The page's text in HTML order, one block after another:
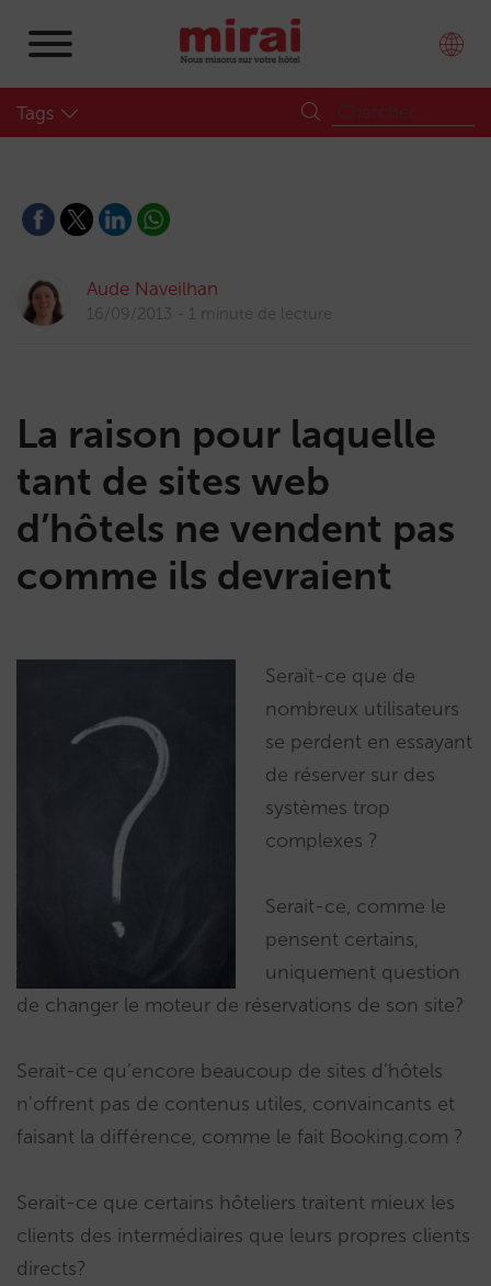
Tags
Aude Naveilhan
16/09/2013 1 minute de lecture
La raison pour laquelle
tant de sites web
d’hôtels ne vendent pas
comme ils devraient
Serait-ce que de
nombreux utilisateurs
se perdent en essayant
de réserver sur des
systèmes trop
complexes ?
Serait-ce, comme le
pensent certains,
uniquement question
de changer le moteur de réservations de son site?
Serait-ce qu’encore beaucoup de sites d’hôtels
n’offrent pas de contenus utiles, convaincants et
faisant la différence, comme le fait Booking.com ?
Serait-ce que certains hôteliers traitent mieux les
clients des intermédiaires que leurs propres clients
directs?